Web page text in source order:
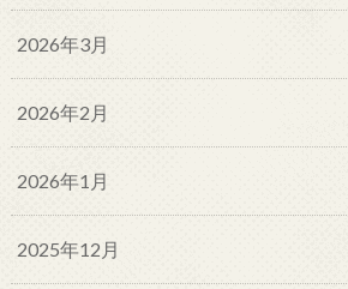
2026年3月
2026年2月
2026年1月
2025年12月